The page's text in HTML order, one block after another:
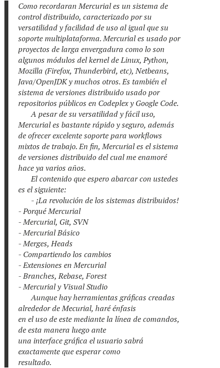
Como recordaran Mercurial es un sistema de
control distribuido, caracterizado por su
versatilidad y facilidad de uso al igual que su
soporte multiplataforma. Mercurial es usado por
proyectos de larga envergadura como lo son
algunos módulos del kernel de Linux, Python,
Mozilla (Firefox, Thunderbird, etc), Netbeans,
Java/OpenJDK y muchos otros. Es también el
sistema de versiones distribuido usado por
repositorios públicos en Codeplex y Google Code.
A pesar de su versatilidad y fácil uso,
Mercurial es bastante rápido y seguro, además
de ofrecer excelente soporte para workflows
mixtos de trabajo. En fin, Mercurial es el sistema
de versiones distribuido del cual me enamoré
hace ya varios años.
El contenido que espero abarcar con ustedes
es el siguiente:
- ¡La revolución de los sistemas distribuidos!
- Porqué Mercurial
- Mercurial, Git, SVN
- Mercurial Básico
- Merges, Heads
- Compartiendo los cambios
- Extensiones en Mercurial
- Branches, Rebase, Forest
- Mercurial y Visual Studio
Aunque hay herramientas gráficas creadas
alrededor de Mecurial, haré énfasis
en el uso de este mediante la línea de comandos,
de esta manera luego ante
una interface gráfica el usuario sabrá
exactamente que esperar como
resultado.